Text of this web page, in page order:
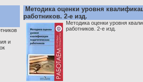
и
Методика оценки уровня
работников. 2-е изд.
Методика оценки уровня
работников. 2-е изд.